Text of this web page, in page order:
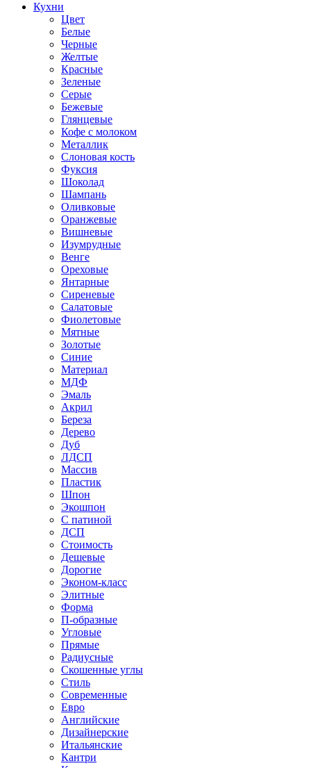
Кухни
Цвет
Белые
Черные
Желтые
Красные
Зеленые
Серые
Бежевые
Глянцевые
Кофе с молоком
Металлик
Слоновая кость
Фуксия
Шоколад
Шампань
Оливковые
Оранжевые
Вишневые
Изумрудные
Венге
Ореховые
Янтарные
Сиреневые
Салатовые
Фиолетовые
Мятные
Золотые
Синие
Материал
МДФ
Эмаль
Акрил
Береза
Дерево
Дуб
ЛДСП
Массив
Пластик
Шпон
Экошпон
С патиной
ДСП
Стоимость
Дешевые
Дорогие
Эконом-класс
Элитные
Форма
П-образные
Угловые
Прямые
Радиусные
Скошенные углы
Стиль
Современные
Евро
Английские
Дизайнерские
Итальянские
Кантри